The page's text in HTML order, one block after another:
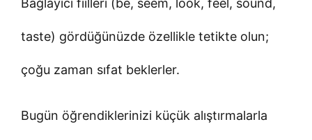
taste) gördüğünüzde özellikle tetikte olun;
çoğu zaman sıfat beklerler.
Bugün öğrendiklerinizi küçük alıştırmalarla